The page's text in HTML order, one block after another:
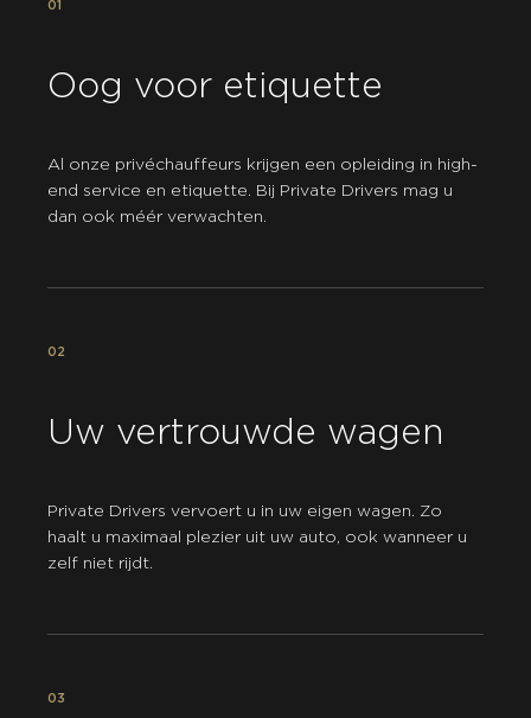
01
Oog voor etiquette
Al onze privéchauffeurs krijgen een opleiding in high-
end service en etiquette. Bij Private Drivers mag u
dan ook méér verwachten.
02
Uw vertrouwde wagen
Private Drivers vervoert u in uw eigen wagen. Zo
haalt u maximaal plezier uit uw auto, ook wanneer u
zelf niet rijdt.
03